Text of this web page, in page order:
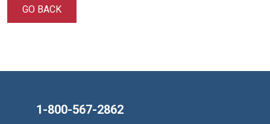
GO BACK
1-800-567-2862